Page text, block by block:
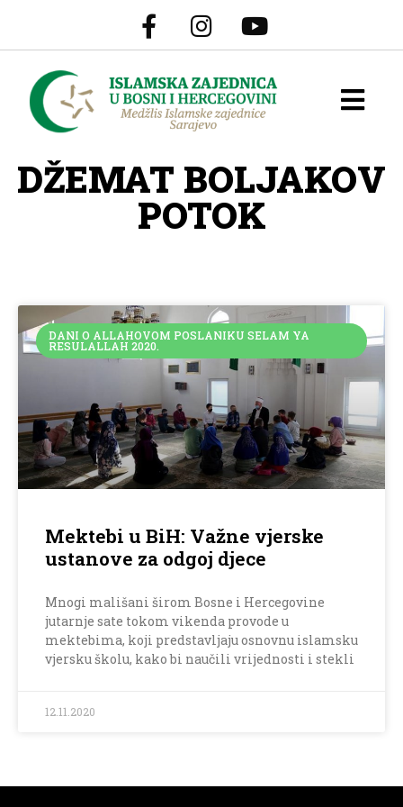
DŽEMAT BOLJAKOV
POTOK
DANI O ALLAHOVOM POSLANIKU SELAM YA
RESULALLAH 2020.
Mektebi u BiH: Važne vjerske
ustanove za odgoj djece
Mnogi mališani širom Bosne i Hercegovine
jutarnje sate tokom vikenda provode u
mektebima, koji predstavljaju osnovnu islamsku
vjersku školu, kako bi naučili vrijednosti i stekli
12.11.2020